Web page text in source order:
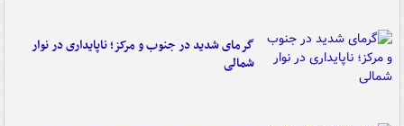
گرمای شدید در جنوب و مرکز؛ ناپایداری در نوار
شمالی